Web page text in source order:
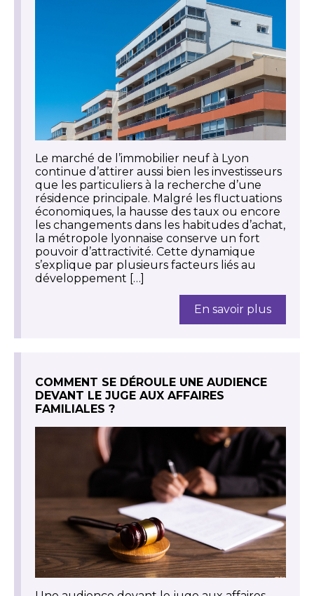
Le marché de l’immobilier neuf à Lyon
continue d’attirer aussi bien les investisseurs
que les particuliers à la recherche d’une
résidence principale. Malgré les fluctuations
économiques, la hausse des taux ou encore
les changements dans les habitudes d’achat,
la métropole lyonnaise conserve un fort
pouvoir d’attractivité. Cette dynamique
s’explique par plusieurs facteurs liés au
développement […]
En savoir plus
COMMENT SE DÉROULE UNE AUDIENCE
DEVANT LE JUGE AUX AFFAIRES
FAMILIALES ?